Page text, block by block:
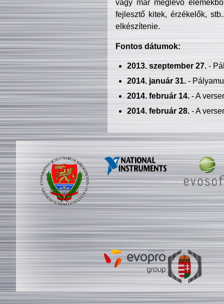
vagy már meglévő
fejlesztő kitek, érzékelők,
elkészítenie.
Fontos dátumok:
2013. szeptember 27.-
2014. január 31.-
2014. február 14.- A
2014. február 28.- A